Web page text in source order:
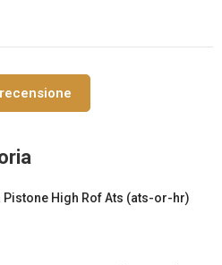
Pistone High Rof Ats (ats-or-hr)